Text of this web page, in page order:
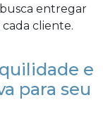
entregar
cada cliente.
e
para seu